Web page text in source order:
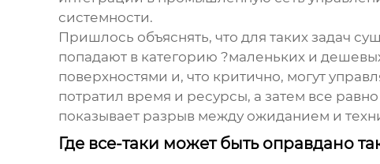
системности.
Пришлось объяснять, что для таких задач
попадают в категорию ?маленьких и
поверхностями и, что критично, могут
потратил время и ресурсы, а затем все
показывает разрыв между ожиданием и
Где все-таки может быть оправдано